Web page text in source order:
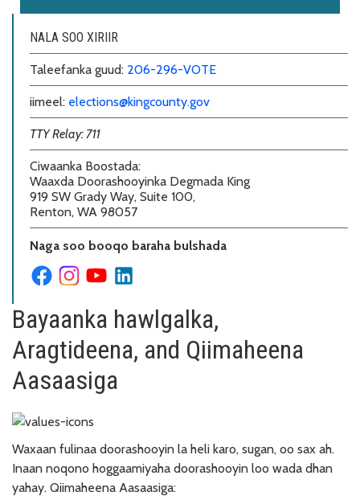
NALA SOO XIRIIR
Taleefanka guud: 206-296-VOTE
iimeel: elections@kingcounty.gov
TTY Relay: 711
Ciwaanka Boostada:
Waaxda Doorashooyinka Degmada King
919 SW Grady Way, Suite 100,
Renton, WA 98057
Naga soo booqo baraha bulshada
Bayaanka hawlgalka,
Aragtideena, and Qiimaheena
Aasaasiga
Waxaan fulinaa doorashooyin la heli karo, sugan, oo sax ah.
Inaan noqono hoggaamiyaha doorashooyin loo wada dhan
yahay. Qiimaheena Aasaasiga: